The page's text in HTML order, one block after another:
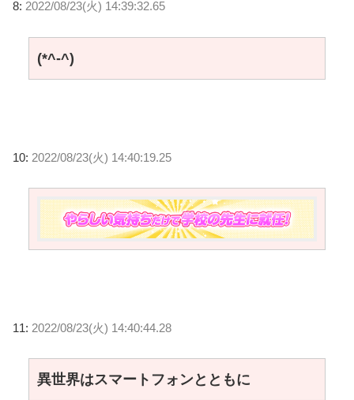
8: 2022/08/23(火) 14:39:32.65
(*^-^)
10: 2022/08/23(火) 14:40:19.25
11: 2022/08/23(火) 14:40:44.28
異世界はスマートフォンとともに